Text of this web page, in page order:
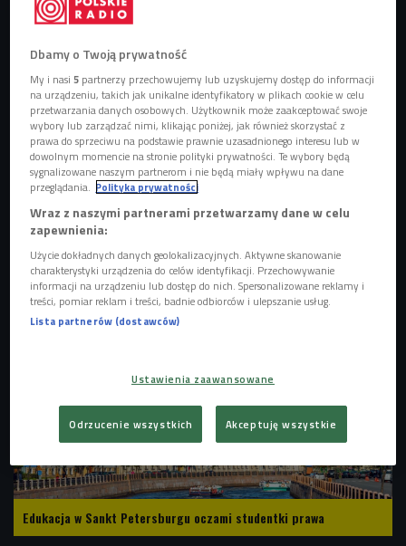
Foto: Shutterstock.com/StockStudio
Edukacja w Sankt Petersburgu oczami studentki prawa
Dbamy o Twoją prywatność
My i nasi5 partnerzy przechowujemy lub uzyskujemy dostęp do informacji
na urządzeniu, takich jak unikalne identyfikatory w plikach cookie w celu
przetwarzania danych osobowych. Użytkownik może zaakceptować swoje
wybory lub zarządzać nimi, klikając poniżej, jak również skorzystać z
prawa do sprzeciwu na podstawie prawnie uzasadnionego interesu lub w
dowolnym momencie na stronie polityki prywatności. Te wybory będą
sygnalizowane naszym partnerom i nie będą miały wpływu na dane
przeglądania. Polityka prywatności
Wraz z naszymi partnerami przetwarzamy dane w celu
zapewnienia:
Użycie dokładnych danych geolokalizacyjnych. Aktywne skanowanie
charakterystyki urządzenia do celów identyfikacji. Przechowywanie
informacji na urządzeniu lub dostęp do nich. Spersonalizowane reklamy i
treści, pomiar reklam i treści, badnie odbiorców i ulepszanie usług.
Lista partnerów (dostawców)
Ustawienia zaawansowane
Odrzucenie wszystkich Akceptuję wszystkie